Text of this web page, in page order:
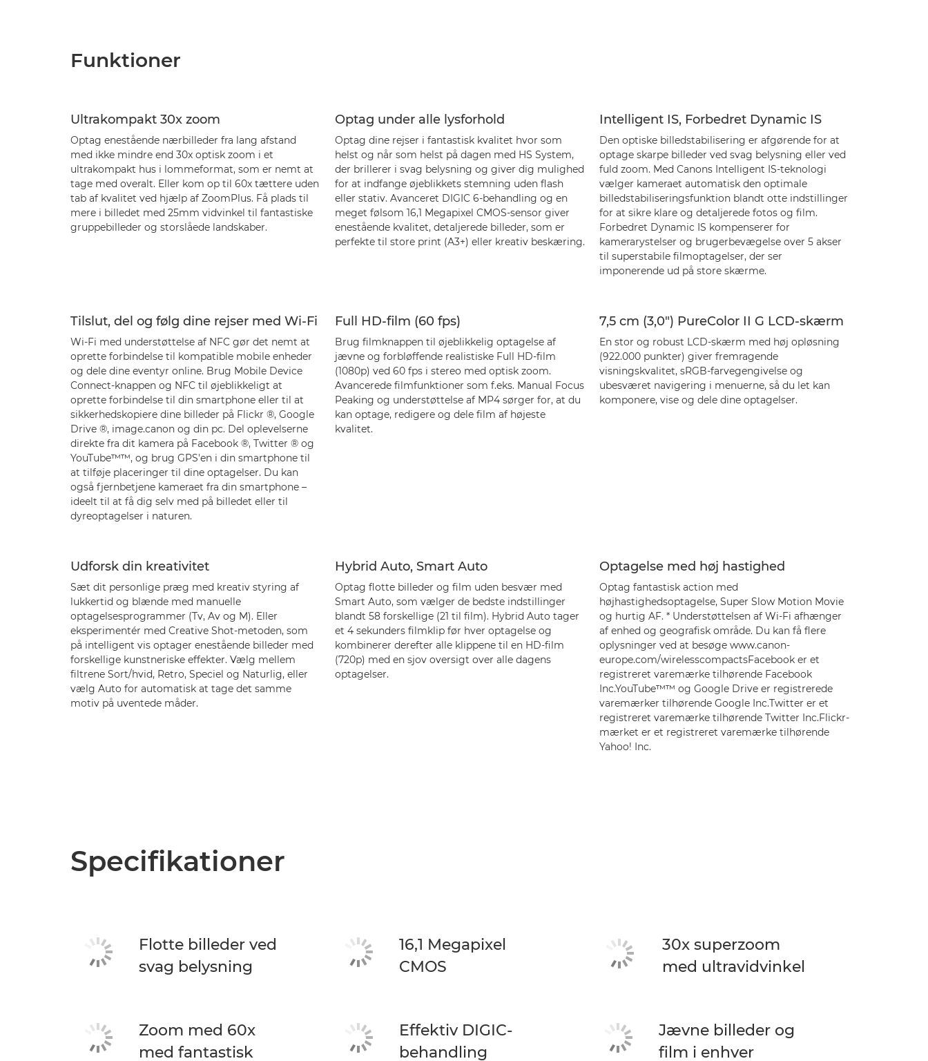
Funktioner
Ultrakompakt 30x zoom
Optag enestående nærbilleder fra lang afstand
med ikke mindre end 30x optisk zoom i et
ultrakompakt hus i lommeformat, som er nemt at
tage med overalt. Eller kom op til 60x tættere uden
tab af kvalitet ved hjælp af ZoomPlus. Få plads til
mere i billedet med 25mm vidvinkel til fantastiske
gruppebilleder og storslåede landskaber.
Optag under alle lysforhold
Optag dine rejser i fantastisk kvalitet hvor som
helst og når som helst på dagen med HS System,
der brillerer i svag belysning og giver dig mulighed
for at indfange øjeblikkets stemning uden flash
eller stativ. Avanceret DIGIC 6-behandling og en
meget følsom 16,1 Megapixel CMOS-sensor giver
enestående kvalitet, detaljerede billeder, som er
perfekte til store print (A3+) eller kreativ beskæring.
Intelligent IS, Forbedret Dynamic IS
Den optiske billedstabilisering er afgørende for at
optage skarpe billeder ved svag belysning eller ved
fuld zoom. Med Canons Intelligent IS-teknologi
vælger kameraet automatisk den optimale
billedstabiliseringsfunktion blandt otte indstillinger
for at sikre klare og detaljerede fotos og film.
Forbedret Dynamic IS kompenserer for
kamerarystelser og brugerbevægelse over 5 akser
til superstabile filmoptagelser, der ser
imponerende ud på store skærme.
Tilslut, del og følg dine rejser med Wi-Fi
Wi-Fi med understøttelse af NFC gør det nemt at
oprette forbindelse til kompatible mobile enheder
og dele dine eventyr online. Brug Mobile Device
Connect-knappen og NFC til øjeblikkeligt at
oprette forbindelse til din smartphone eller til at
sikkerhedskopiere dine billeder på Flickr ®, Google
Drive ®, image.canon og din pc. Del oplevelserne
direkte fra dit kamera på Facebook ®, Twitter ® og
YouTube™™, og brug GPS'en i din smartphone til
at tilføje placeringer til dine optagelser. Du kan
også fjernbetjene kameraet fra din smartphone –
ideelt til at få dig selv med på billedet eller til
dyreoptagelser i naturen.
Full HD-film (60 fps)
Brug filmknappen til øjeblikkelig optagelse af
jævne og forbløffende realistiske Full HD-film
(1080p) ved 60 fps i stereo med optisk zoom.
Avancerede filmfunktioner som f.eks. Manual Focus
Peaking og understøttelse af MP4 sørger for, at du
kan optage, redigere og dele film af højeste
kvalitet.
7,5 cm (3,0") PureColor II G LCD-skærm
En stor og robust LCD-skærm med høj opløsning
(922.000 punkter) giver fremragende
visningskvalitet, sRGB-farvegengivelse og
ubesværet navigering i menuerne, så du let kan
komponere, vise og dele dine optagelser.
Udforsk din kreativitet
Sæt dit personlige præg med kreativ styring af
lukkertid og blænde med manuelle
optagelsesprogrammer (Tv, Av og M). Eller
eksperimentér med Creative Shot-metoden, som
på intelligent vis optager enestående billeder med
forskellige kunstneriske effekter. Vælg mellem
filtrene Sort/hvid, Retro, Speciel og Naturlig, eller
vælg Auto for automatisk at tage det samme
motiv på uventede måder.
Hybrid Auto, Smart Auto
Optag flotte billeder og film uden besvær med
Smart Auto, som vælger de bedste indstillinger
blandt 58 forskellige (21 til film). Hybrid Auto tager
et 4 sekunders filmklip før hver optagelse og
kombinerer derefter alle klippene til en HD-film
(720p) med en sjov oversigt over alle dagens
optagelser.
Optagelse med høj hastighed
Optag fantastisk action med
højhastighedsoptagelse, Super Slow Motion Movie
og hurtig AF. * Understøttelsen af Wi-Fi afhænger
af enhed og geografisk område. Du kan få flere
oplysninger ved at besøge www.canon-
europe.com/wirelesscompactsFacebook er et
registreret varemærke tilhørende Facebook
Inc.YouTube™™ og Google Drive er registrerede
varemærker tilhørende Google Inc.Twitter er et
registreret varemærke tilhørende Twitter Inc.Flickr-
mærket er et registreret varemærke tilhørende
Yahoo! Inc.
Specifikationer
Flotte billeder ved
svag belysning
16,1 Megapixel
CMOS
30x superzoom
med ultravidvinkel
Zoom med 60x
med fantastisk
Effektiv DIGIC-
behandling
Jævne billeder og
film i enhver